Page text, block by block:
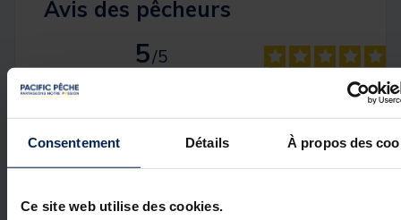
Consentement Détails À propos des
Ce site web utilise des cookies.
Avis des pêcheurs
5
/5
Basé sur1
avis soumis à un
Voir tous les avis sur ce site
5 étoiles
Grand volumes
expérience du
13/12/2025
Jérémie G.